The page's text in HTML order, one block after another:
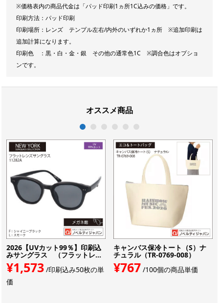
※価格表内の商品代金は「パッド印刷1ヵ所1C込みの価格」です。
印刷方法：パッド印刷
印刷場所：レンズ テンプル左右/内外のいずれか1ヵ所 ※追加印刷は
追加計算になります。
印刷色 ：黒・白・金・銀 その他の通常色1C ※調合色はオプショ
ンです。
オススメ商品
2026【UVカット99％】印刷込
みサングラス （フラットレ...
¥1,573/印刷込み50枚の単
価
キャンバス保冷トート（S）ナ
チュラル（TR-0769-008）
¥767 /100個の商品単価
1 2 3 4 5 6